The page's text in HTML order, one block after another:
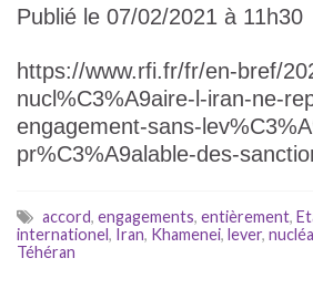
Publié le 07/02/2021 à 11h30
https://www.rfi.fr/fr/en-bref/
nucl%C3%A9aire-l-iran-ne-
engagement-sans-
pr%C3%A9alable-des-
accord, engagements, entièrement,
internationel, Iran, Khamenei, lever,
Téhéran